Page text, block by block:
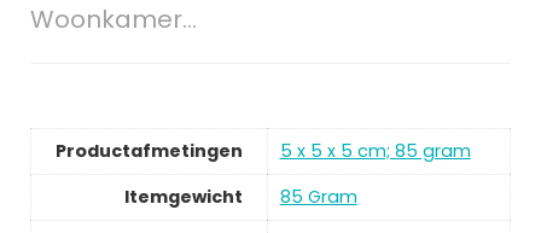
Woonkamer…
Productafmetingen
‎5 x 5 x 5 cm; 85 gram
Itemgewicht
‎85 Gram